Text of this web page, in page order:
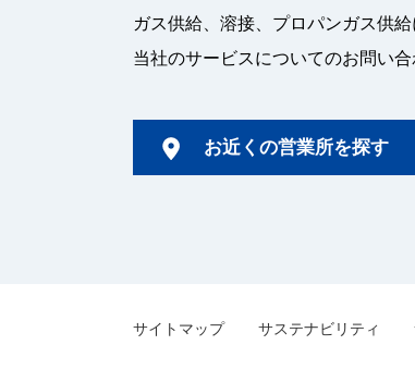
ガス供給、溶接、プロパンガス供
当社のサービスについてのお問い
お近くの営業所を探す
サイトマップ サステナビリティ